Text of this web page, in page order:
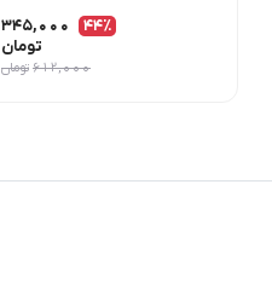
44٪
345,000
تومان
612,000 تومان